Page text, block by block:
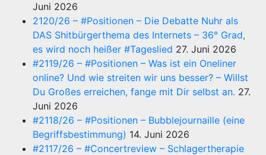
Juni 2026
2120/26 – #Positionen – Die Debatte Nuhr als
DAS Shitbürgerthema des Internets – 36° Grad,
es wird noch heißer #Tageslied 27. Juni 2026
#2119/26 – #Positionen – Was ist ein Oneliner
online? Und wie streiten wir uns besser? – Willst
Du Großes erreichen, fange mit Dir selbst an. 27.
Juni 2026
#2118/26 – #Positionen – Bubblejournaille (eine
Begriffsbestimmung) 14. Juni 2026
#2117/26 – #Concertreview – Schlagertherapie